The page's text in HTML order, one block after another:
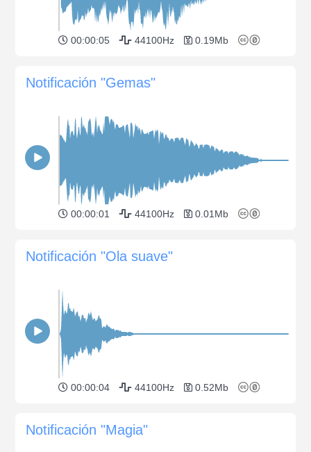
00:00:05 44100Hz 0.19Mb
Notificación "Gemas"
00:00:01 44100Hz 0.01Mb
Notificación "Ola suave"
00:00:04 44100Hz 0.52Mb
Notificación "Magia"